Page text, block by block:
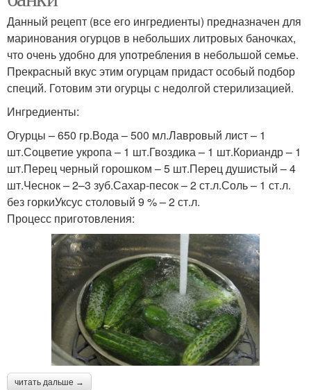
Данный рецепт (все его ингредиенты) предназначен для
маринования огурцов в небольших литровых баночках,
что очень удобно для употребления в небольшой семье.
Прекрасный вкус этим огурцам придаст особый подбор
специй. Готовим эти огурцы с недолгой стерилизацией.
Ингредиенты:
Огурцы – 650 гр.Вода – 500 мл.Лавровый лист – 1
шт.Соцветие укропа – 1 шт.Гвоздика – 1 шт.Кориандр – 1
шт.Перец черный горошком – 5 шт.Перец душистый – 4
шт.Чеснок – 2–3 зуб.Сахар-песок – 2 ст.л.Соль – 1 ст.л.
без горкиУксус столовый 9 % – 2 ст.л.
Процесс приготовления:
читать дальше →